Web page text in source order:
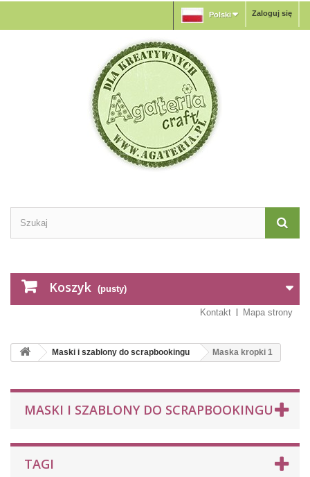
Zaloguj się
Polski
Koszyk (pusty)
Kontakt Mapa strony
Maski i szablony do scrapbookingu Maska kropki 1
MASKI I SZABLONY DO SCRAPBOOKINGU
TAGI